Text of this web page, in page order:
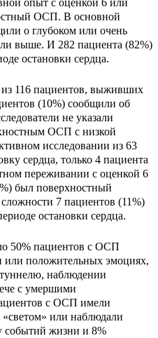
опыт с оценкой 6 или
ОСП. В основной
о глубоком или очень
выше. И 282 пациента (82%)
остановки сердца.
116 пациентов, выживших
(10%) сообщили об
не указали
ОСП с низкой
исследовании из 63
сердца, только 4 пациента
переживании с оценкой 6
был поверхностный
7 пациентов (11%)
остановки сердца.
50% пациентов с ОСП
или положительных эмоциях,
наблюдении
с умершими
с ОСП имели
или наблюдали
событий жизни и 8%